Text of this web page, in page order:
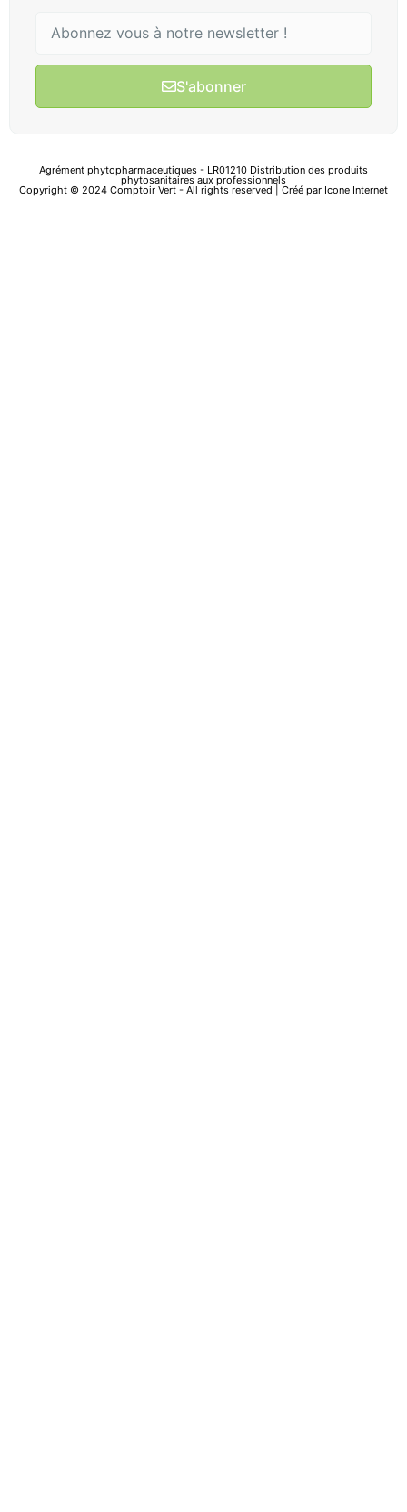
S'abonner
Agrément phytopharmaceutiques - LR01210 Distribution des produits
phytosanitaires aux professionnels
Copyright © 2024 Comptoir Vert - All rights reserved | Créé par Icone Internet